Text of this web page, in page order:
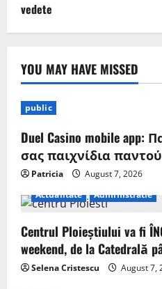
vedete
YOU MAY HAVE MISSED
public
Duel Casino mobile
σας παιχνίδια παντού
Patricia
August 7, 2026
Actualitate
Administratie
Centrul Ploieștiului va fi
weekend, de la Catedrală
Selena Cristescu August 7,